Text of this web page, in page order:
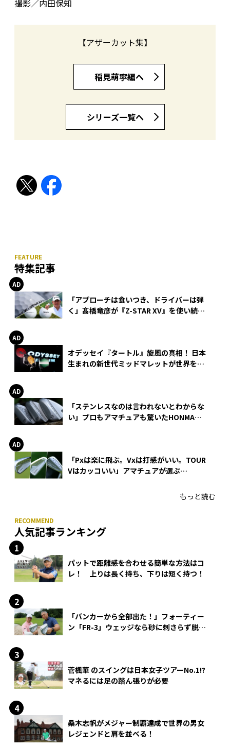
撮影／内田保知
【アザーカット集】
稲見萌寧編へ
シリーズ一覧へ
特集記事
「アプローチは食いつき、ドライバーは弾
く」髙橋竜彦が『Z-STAR XV』を使い続け
オデッセイ『タートル』旋風の真相！ 日本
生まれの新世代ミッドマレットが世界を席
「ステンレスなのは言われないとわからな
い」プロもアマチュアも驚いたHONMA
「Pxは楽に飛ぶ。Vxは打感がいい。TOUR
Vはカッコいい」アマチュアが選ぶ
もっと読む
人気記事ランキング
パットで距離感を合わせる簡単な方法はコ
レ！ 上りは長く持ち、下りは短く持つ！
「バンカーから全部出た！」フォーティー
ン「FR-3」ウェッジなら砂に刺さらず脱出
菅楓華 のスイングは日本女子ツアーNo.1!?
マネるには足の踏ん張りが必要
桑木志帆がメジャー制覇達成で世界の男女
レジェンドと肩を並べる！